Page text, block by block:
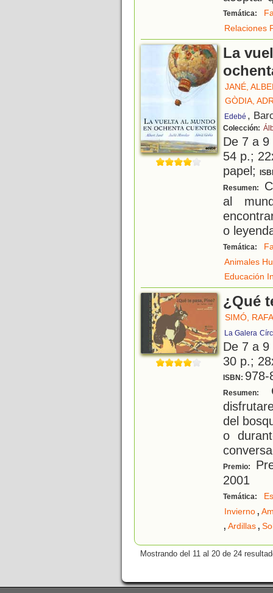
Temática:
Relaciones
La
JANÉ,
GÒDIA,
Edebé ,
Colección:
De 7 a
54 p.;
papel;
Resumen:
al
o
Temática:
Animales
Educación
¿Qué
SIMÓ,
La Galera
De 7 a
30 p.;
ISBN: 978-
Resumen:
del
o
Premio:
2001
Temática:
Invierno,
, Ardillas,
Mostrando del 11 al 20 de 24